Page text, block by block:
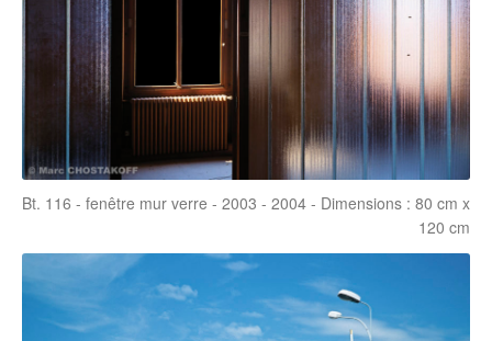
Bt. 116 - fenêtre mur verre - 2003 - 2004 - Dimensions : 80 cm x
120 cm